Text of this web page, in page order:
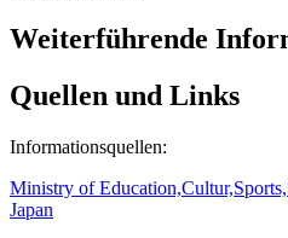
Weiterführende
Quellen und Links
Informationsquellen:
Ministry of
Japan